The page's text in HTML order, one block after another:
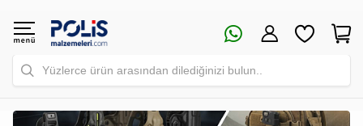
Yüzlerce ürün arasından dilediğinizi bulun..